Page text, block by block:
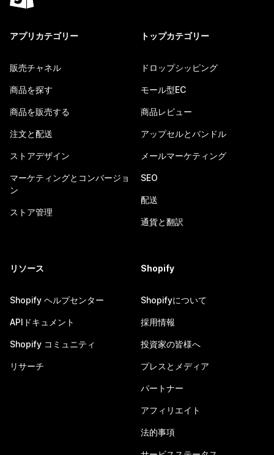
アプリカテゴリー
販売チャネル
商品を探す
商品を販売する
注文と配送
ストアデザイン
マーケティングとコンバージョ
ン
ストア管理
トップカテゴリー
ドロップシッピング
モール型EC
商品レビュー
アップセルとバンドル
メールマーケティング
SEO
配送
通貨と翻訳
リソース
Shopify ヘルプセンター
APIドキュメント
Shopify コミュニティ
リサーチ
Shopify
Shopifyについて
採用情報
投資家の皆様へ
プレスとメディア
パートナー
アフィリエイト
法的事項